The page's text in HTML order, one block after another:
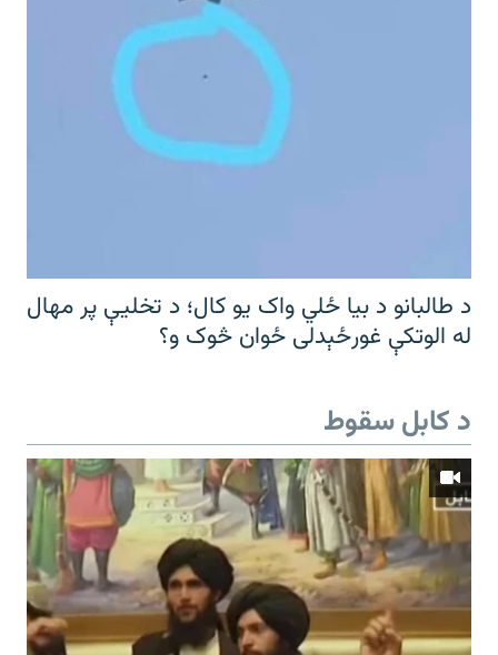
د طالبانو د بیا ځلي واک یو کال؛ د تخلیې پر مهال
له الوتکې غورځېدلی ځوان څوک و؟
د کابل سقوط